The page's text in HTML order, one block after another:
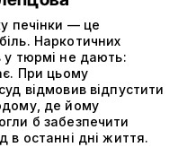
печінки — це
Наркотичних
у тюрмі не дають:
При цьому
відмовив відпустити
де йому
б забезпечити
в останні дні життя.